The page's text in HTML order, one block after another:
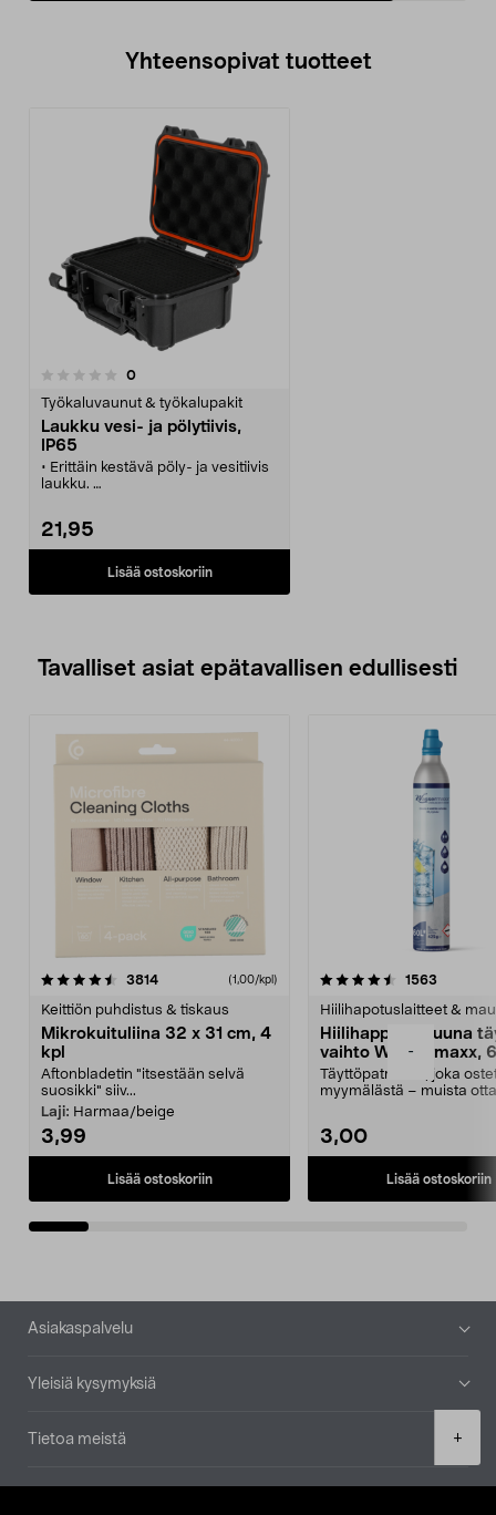
-
+
Yhteensopivat tuotteet
0arvostelut
Työkaluvaunut & työkalupakit
Laukku vesi- ja pölytiivis,
IP65
• Erittäin kestävä pöly- ja vesitiivis
laukku.
droonin.
• Automaattinen ilmaventtiili
tasoittaa paineen.
21,95
Lisää ostoskoriin
Tavalliset asiat epätavallisen edullisesti
3814arvostelut (1,00/kpl)
Keittiön puhdistus & tiskaus
Mikrokuituliina 32 x 31 cm, 4
kpl
Aftonbladetin "itsestään selvä
suosikki" siiv...
Laji: Harmaa/beige
3,99
Lisää ostoskoriin
4.5viidestä
1563
Hiilihapotuslaitteet &
Hiilihappopatruuna
vaihto Wassermaxx,
Täyttöpatruuna, joka
myymälästä – muista
3,00
Lisää ostoskoriin
4.5viidestä
Alatunniste
Asiakaspalvelu
Yleisiä kysymyksiä
Tietoa meistä